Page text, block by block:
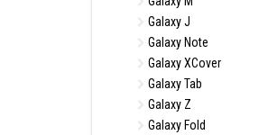
Galaxy J
Galaxy Note
Galaxy XCover
Galaxy Tab
Galaxy Z
Galaxy Fold